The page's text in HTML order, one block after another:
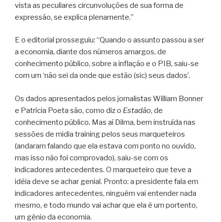
vista as peculiares circunvoluções de sua forma de
expressão, se explica plenamente.”
E o editorial prosseguiu: “Quando o assunto passou a ser
a economia, diante dos números amargos, de
conhecimento público, sobre a inflação e o PIB, saiu-se
com um ‘não sei da onde que estão (sic) seus dados’.
Os dados apresentados pelos jornalistas William Bonner
e Patrícia Poeta são, como diz o Estadão, de
conhecimento público. Mas aí Dilma, bem instruída nas
sessões de midia training pelos seus marqueteiros
(andaram falando que ela estava com ponto no ouvido,
mas isso não foi comprovado), saiu-se com os
indicadores antecedentes. O marqueteiro que teve a
idéia deve se achar genial. Pronto: a presidente fala em
indicadores antecedentes, ninguém vai entender nada
mesmo, e todo mundo vai achar que ela é um portento,
um gênio da economia.